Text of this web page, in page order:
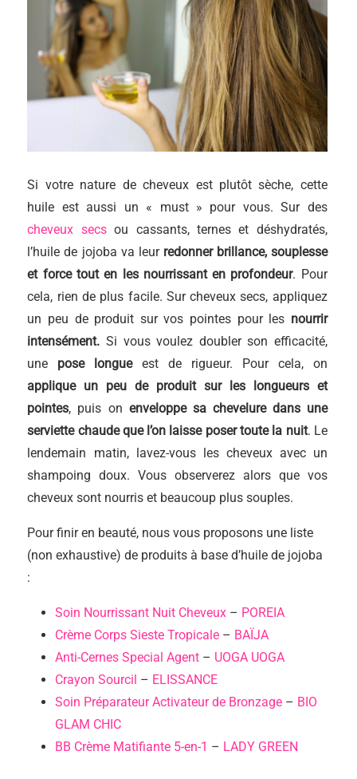
Si votre nature de cheveux est plutôt sèche, cette
huile est aussi un « must » pour vous. Sur des
cheveux secsou cassants, ternes et déshydratés,
l’huile de jojoba va leur redonner brillance, souplesse
et force tout en les nourrissant en profondeur. Pour
cela, rien de plus facile. Sur cheveux secs, appliquez
un peu de produit sur vos pointes pour les nourrir
intensément. Si vous voulez doubler son efficacité,
une pose longueest de rigueur. Pour cela, on
applique un peu de produit sur les longueurs et
pointes, puis on enveloppe sa chevelure dans une
serviette chaude que l’on laisse poser toute la nuit. Le
lendemain matin, lavez-vous les cheveux avec un
shampoing doux. Vous observerez alors que vos
cheveux sont nourris et beaucoup plus souples.
Pour finir en beauté, nous vous proposons une liste
(non exhaustive) de produits à base d’huile de jojoba
:
Soin Nourrissant Nuit Cheveux – POREIA
Crème Corps Sieste Tropicale – BAÏJA
Anti-Cernes Special Agent – UOGA UOGA
Crayon Sourcil – ELISSANCE
Soin Préparateur Activateur de Bronzage – BIO
GLAM CHIC
BB Crème Matifiante 5-en-1 – LADY GREEN